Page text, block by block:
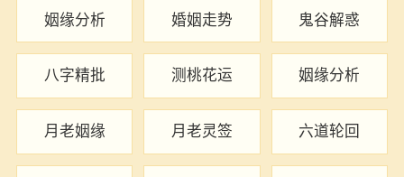
姻缘分析 婚姻走势 鬼谷解惑
八字精批 测桃花运 姻缘分析
月老姻缘 月老灵签 六道轮回